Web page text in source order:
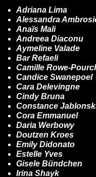
Adriana Lima
Alessandra
Anaïs Mali
Andreea Diaconu
Aymeline Valade
Bar Refaeli
Camille Rowe-
Candice Swanepoel
Cara Delevingne
Cindy Bruna
Constance
Cora Emmanuel
Daria Werbowy
Doutzen Kroes
Emily Didonato
Estelle Yves
Gisele Bündchen
Irina Shayk